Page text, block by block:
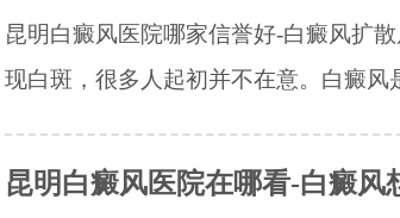
昆明白癜风医院哪家信誉好-白癜风扩
现白斑，很多人起初并不在意。白癜风
昆明白癜风医院在哪看-白癜风